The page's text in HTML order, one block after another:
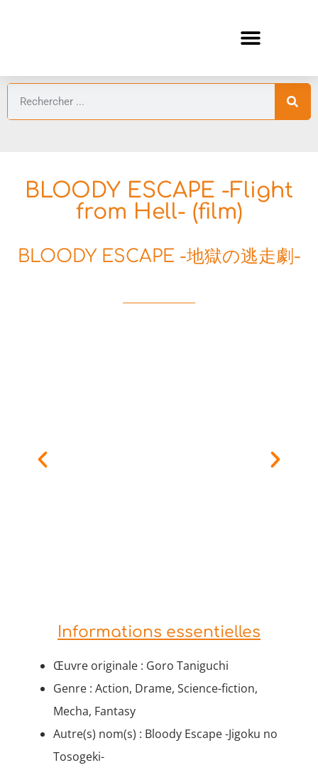
BLOODY ESCAPE -Flight
from Hell- (film)
BLOODY ESCAPE -地獄の逃走劇-
Informations essentielles
Œuvre originale : Goro Taniguchi
Genre : Action, Drame, Science-fiction,
Mecha, Fantasy
Autre(s) nom(s) : Bloody Escape -Jigoku no
Tosogeki-